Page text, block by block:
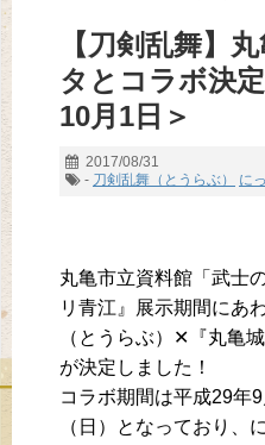
【刀剣乱舞】
タとコラボ決
10月1日＞
2017/08/31
- 刀剣乱舞（とうらぶ） に
丸亀市立資料館「武士
リ青江』展示期間にあ
（とうらぶ）✕『丸亀
が決定しました！
コラボ期間は平成29年
（日）となっており、